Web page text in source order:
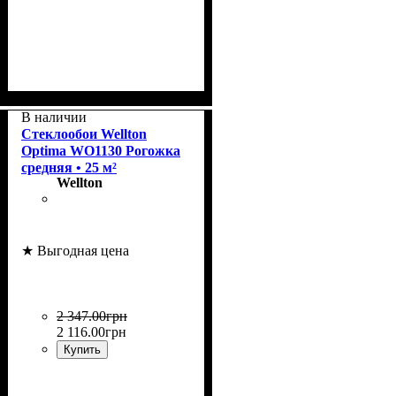
В наличии
Стеклообои Wellton
Optima WO1130 Рогожка
средняя • 25 м²
Wellton
★ Выгодная цена
2 347.00грн
2 116.00грн
Купить